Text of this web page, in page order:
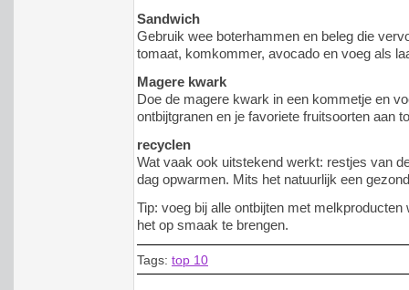
Sandwich
Gebruik wee boterhammen en beleg die
tomaat, komkommer, avocado en voeg als
Magere kwark
Doe de magere kwark in een kommetje en
ontbijtgranen en je favoriete fruitsoorten aan
recyclen
Wat vaak ook uitstekend werkt: restjes van
dag opwarmen. Mits het natuurlijk een
Tip: voeg bij alle ontbijten met
het op smaak te brengen.
Tags: top 10